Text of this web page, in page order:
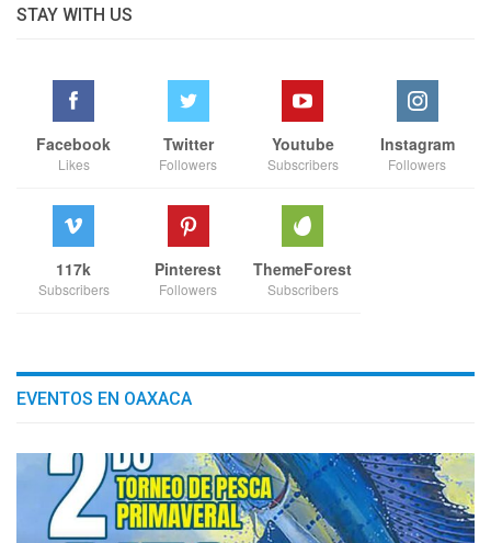
STAY WITH US
Facebook
Likes
Twitter
Followers
Youtube
Subscribers
Instagram
Followers
117k
Subscribers
Pinterest
Followers
ThemeForest
Subscribers
EVENTOS EN OAXACA